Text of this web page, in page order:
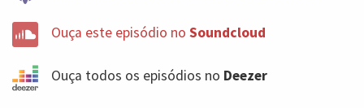
Ouça este episódio no Soundcloud
Ouça todos os episódios no Deezer